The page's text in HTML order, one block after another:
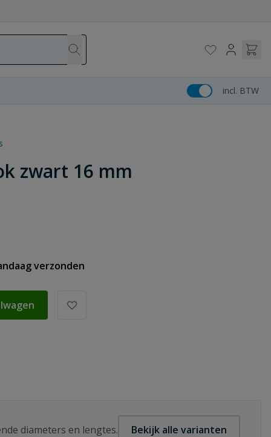
incl. BTW
zwart 16 mm
verzonden
diameters en lengtes. Bekijk alle varianten